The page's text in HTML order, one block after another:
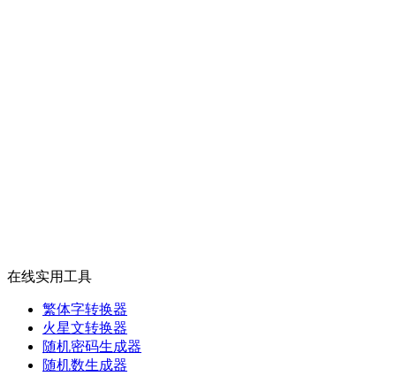
在线实用工具
繁体字转换器
火星文转换器
随机密码生成器
随机数生成器